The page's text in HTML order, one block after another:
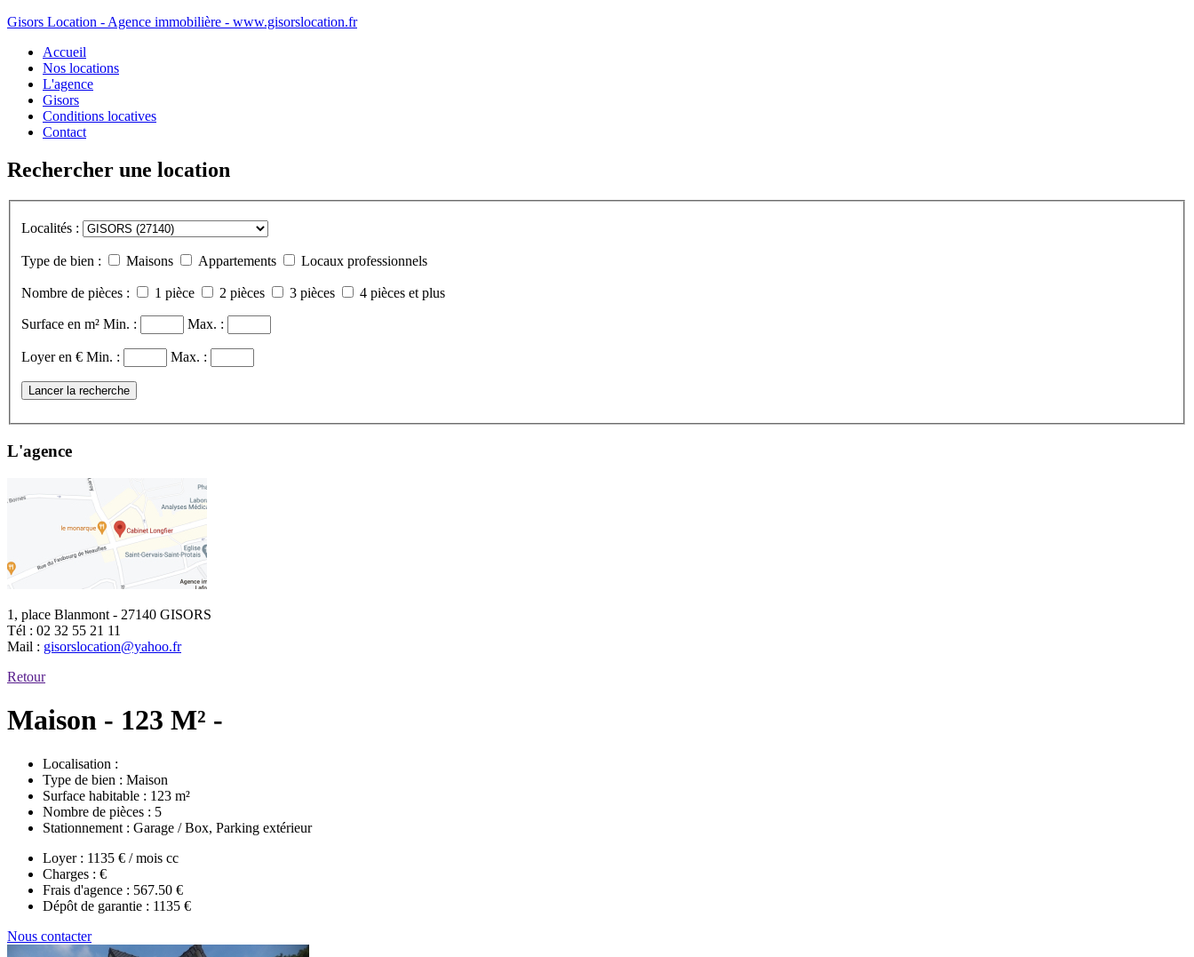
Gisors Location - Agence immobilière - www.gisorslocation.fr
Accueil
Nos locations
L'agence
Gisors
Conditions locatives
Contact
Rechercher une location
Localités :
Type de bien : Maisons Appartements Locaux professionnels
Nombre de pièces : 1 pièce 2 pièces 3 pièces 4 pièces et plus
Surface en m² Min. : Max. :
Loyer en € Min. : Max. :
Lancer la recherche
L'agence
1, place Blanmont - 27140 GISORS
Tél : 02 32 55 21 11
Mail : gisorslocation@yahoo.fr
Retour
Maison - 123 M² -
Localisation :
Type de bien : Maison
Surface habitable : 123 m²
Nombre de pièces : 5
Stationnement : Garage / Box, Parking extérieur
Loyer : 1135 € / mois cc
Charges : €
Frais d'agence : 567.50 €
Dépôt de garantie : 1135 €
Nous contacter